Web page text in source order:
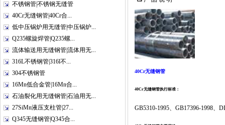
不锈钢管|不锈钢无缝管
40Cr无缝钢管|40Cr合...
低中压锅炉用无缝管|中压锅炉...
Q235螺旋焊管|Q235螺...
流体输送用无缝钢管|流体用无...
316L不锈钢管|316l不...
304不锈钢管
16Mn低合金管|16Mn合...
石油裂化用无缝钢管|石油用无...
27SiMn液压支柱管|27...
Q345无缝钢管|Q345合...
40Cr无缝钢管
40Cr无缝钢管执行标准：
GB5310-1995、GB17396-1998、